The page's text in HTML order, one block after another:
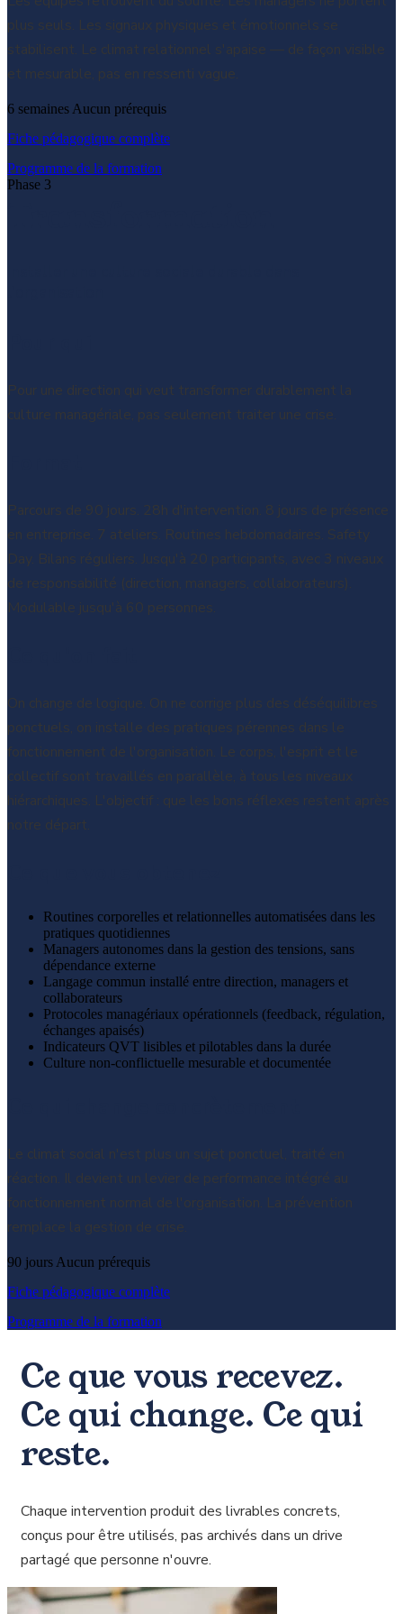
plus seuls. Les signaux physiques et émotionnels se
stabilisent. Le climat relationnel s'apaise — de façon visible
et mesurable, pas en ressenti vague.
6 semaines Aucun prérequis
Fiche pédagogique complète
Programme de la formation
Phase 3
Pour une direction qui veut transformer durablement la
culture managériale, pas seulement traiter une crise.
Parcours de 90 jours. 28h d'intervention. 8 jours de présence
en entreprise. 7 ateliers. Routines hebdomadaires. Safety
Day. Bilans réguliers. Jusqu'à 20 participants, avec 3 niveaux
de responsabilité (direction, managers, collaborateurs).
Modulable jusqu'à 60 personnes.
On change de logique. On ne corrige plus des déséquilibres
ponctuels, on installe des pratiques pérennes dans le
fonctionnement de l'organisation. Le corps, l'esprit et le
collectif sont travaillés en parallèle, à tous les niveaux
hiérarchiques. L'objectif : que les bons réflexes restent après
notre départ.
Routines corporelles et relationnelles automatisées dans les
pratiques quotidiennes
Managers autonomes dans la gestion des tensions, sans
dépendance externe
Langage commun installé entre direction, managers et
collaborateurs
Protocoles managériaux opérationnels (feedback, régulation,
échanges apaisés)
Indicateurs QVT lisibles et pilotables dans la durée
Culture non-conflictuelle mesurable et documentée
Le climat social n'est plus un sujet ponctuel, traité en
réaction. Il devient un levier de performance intégré au
fonctionnement normal de l'organisation. La prévention
remplace la gestion de crise.
90 jours Aucun prérequis
Fiche pédagogique complète
Programme de la formation
Ce que vous recevez.
Ce qui change. Ce qui
reste.
Chaque intervention produit des livrables concrets,
conçus pour être utilisés, pas archivés dans un drive
partagé que personne n'ouvre.